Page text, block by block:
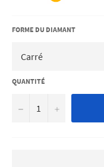
FORME DU DIAMANT
QUANTITÉ
− +